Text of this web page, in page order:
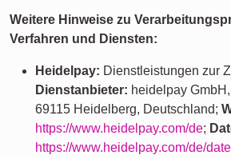
Weitere Hinweise zu
Verfahren und Diensten:
Heidelpay: Dienstleistungen zur
Dienstanbieter: heidelpay
69115 Heidelberg, Deutschland;
https://www.heidelpay.com/de;
https://www.heidelpay.com/de/